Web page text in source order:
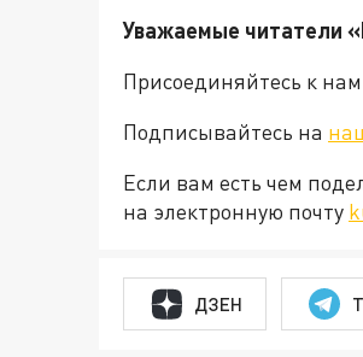
Уважаемые читатели
Присоединяйтесь к нам
Подписывайтесь на
Если вам есть чем
на электронную почту
ДЗЕН